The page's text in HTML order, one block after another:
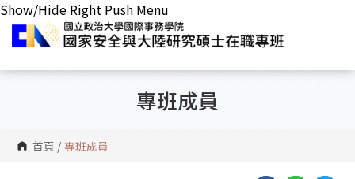
Show/Hide Right Push Menu
專班成員
首頁 / 專班成員